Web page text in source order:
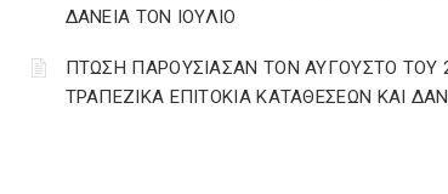
ΔΑΝΕΙΑ ΤΟΝ ΙΟΥΛΙΟ
ΠΤΩΣΗ ΠΑΡΟΥΣΙΑΣΑΝ ΤΟΝ ΑΥΓΟΥΣΤΟ ΤΟΥ
ΤΡΑΠΕΖΙΚΑ ΕΠΙΤΟΚΙΑ ΚΑΤΑΘΕΣΕΩΝ ΚΑΙ